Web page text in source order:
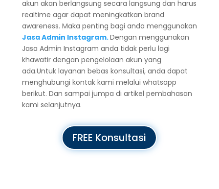
akun akan berlangsung secara langsung dan harus
realtime agar dapat meningkatkan brand
awareness. Maka penting bagi anda menggunakan
Jasa Admin Instagram.Dengan menggunakan
Jasa Admin Instagram anda tidak perlu lagi
khawatir dengan pengelolaan akun yang
ada.Untuk layanan bebas konsultasi, anda dapat
menghubungi kontak kami melalui whatsapp
berikut. Dan sampai jumpa di artikel pembahasan
kami selanjutnya.
FREE Konsultasi